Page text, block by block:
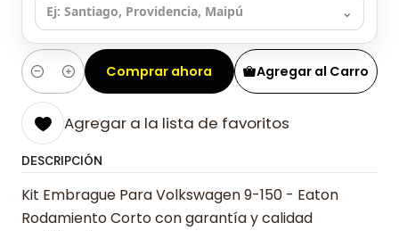
⌄
Cantidad
Agregar al Carro
Comprar ahora
Agregar a la lista de favoritos
DESCRIPCIÓN
Kit Embrague Para Volkswagen 9-150 - Eaton
Rodamiento Corto con garantía y calidad